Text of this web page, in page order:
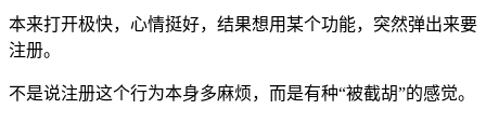
本来打开极快，心情挺好，结果想用某个功能，突然弹出来要
注册。
不是说注册这个行为本身多麻烦，而是有种“被截胡”的感觉。